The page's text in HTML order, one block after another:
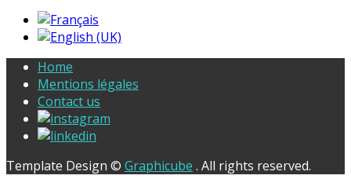
Home
Mentions légales
Contact us
Template Design © Graphicube . All rights reserved.